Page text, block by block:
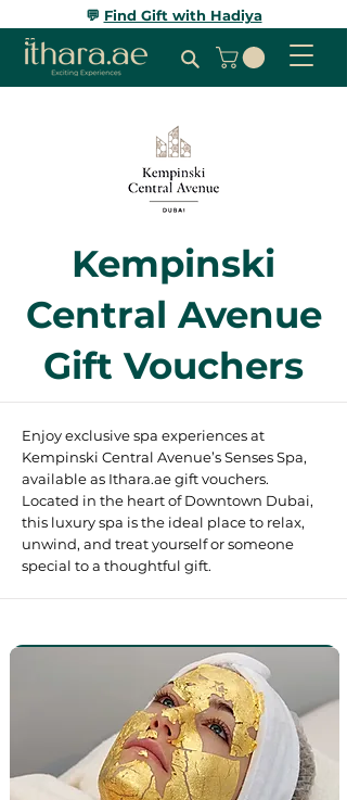
💬 Find Gift with Hadiya
Kempinski
Central Avenue
Gift Vouchers
Enjoy exclusive spa experiences at
Kempinski Central Avenue’s Senses Spa,
available as Ithara.ae gift vouchers.
Located in the heart of Downtown Dubai,
this luxury spa is the ideal place to relax,
unwind, and treat yourself or someone
special to a thoughtful gift.